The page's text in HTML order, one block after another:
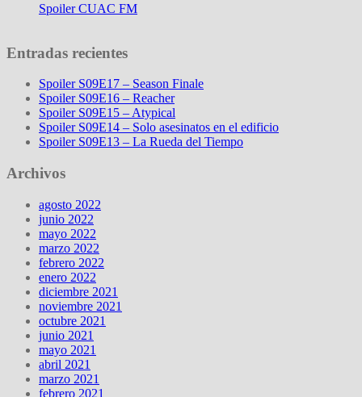
Spoiler CUAC FM
Entradas recientes
Spoiler S09E17 – Season Finale
Spoiler S09E16 – Reacher
Spoiler S09E15 – Atypical
Spoiler S09E14 – Solo asesinatos en el edificio
Spoiler S09E13 – La Rueda del Tiempo
Archivos
agosto 2022
junio 2022
mayo 2022
marzo 2022
febrero 2022
enero 2022
diciembre 2021
noviembre 2021
octubre 2021
junio 2021
mayo 2021
abril 2021
marzo 2021
febrero 2021